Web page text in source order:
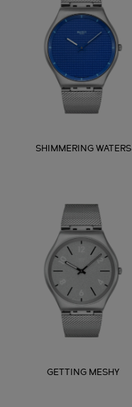
SHIMMERING WATERS
GETTING MESHY